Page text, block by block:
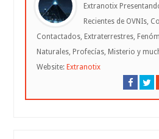
Extranotix
Recientes de OVNIs,
Contactados, Extraterrestres,
Naturales, Profecías, Misterio y
Website: Extranotix